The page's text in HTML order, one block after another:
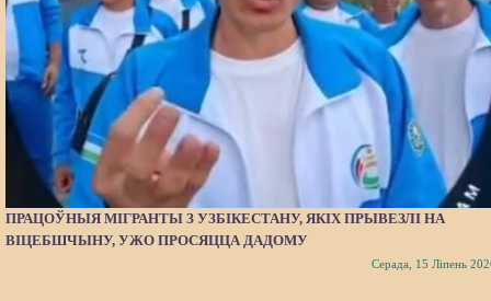
ПРАЦОЎНЫЯ МІГРАНТЫ З УЗБІКЕСТАНУ, ЯКІХ ПРЫВЕЗЛІ НА
ВІЦЕБШЧЫНУ, УЖО ПРОСЯЦЦА ДАДОМУ
Серада, 15 Ліпень